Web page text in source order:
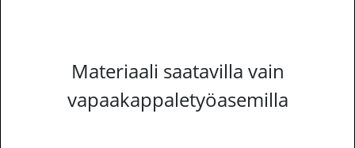
Materiaali saatavilla vain
vapaakappaletyöasemilla